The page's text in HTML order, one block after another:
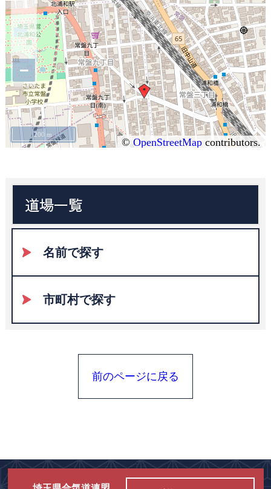
−
©OpenStreetMap contributors.
200 m
道場一覧
名前で探す
市町村で探す
前のページに戻る